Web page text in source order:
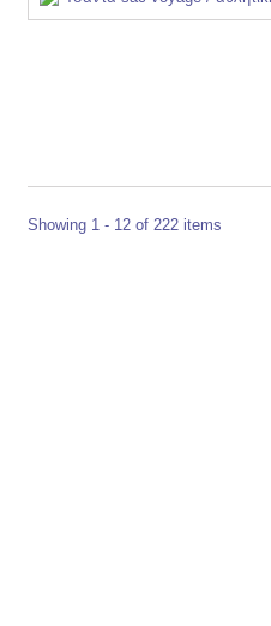
μπουκάλι
Showing 1 - 12 of 222 items